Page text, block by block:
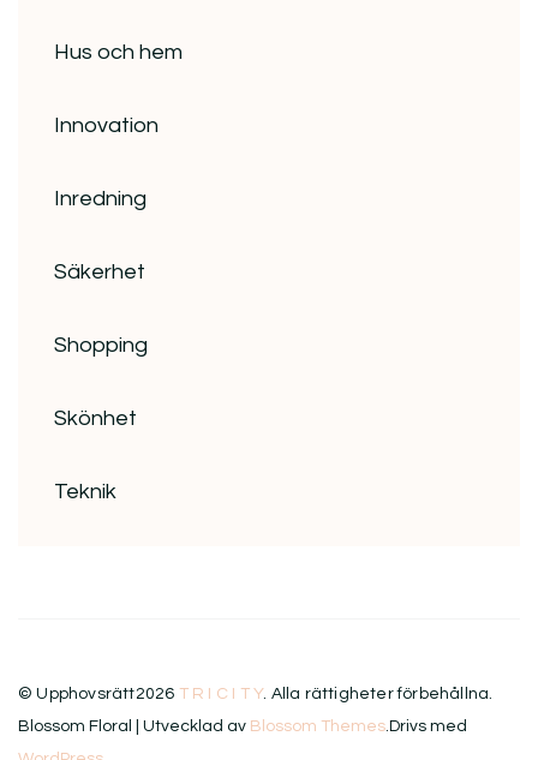
Hus och hem
Innovation
Inredning
Säkerhet
Shopping
Skönhet
Teknik
© Upphovsrätt2026 T R I C I T Y. Alla rättigheter förbehållna.
Blossom Floral | Utvecklad av Blossom Themes.Drivs med